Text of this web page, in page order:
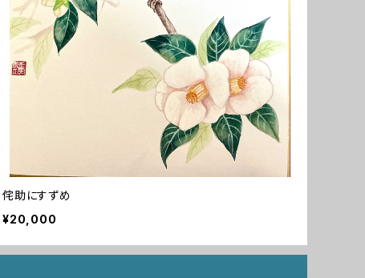
侘助にすずめ
¥20,000